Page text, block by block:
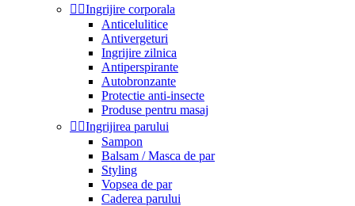
 Ingrijire corporala
Anticelulitice
Antivergeturi
Ingrijire zilnica
Antiperspirante
Autobronzante
Protectie anti-insecte
Produse pentru masaj
 Ingrijirea parului
Sampon
Balsam / Masca de par
Styling
Vopsea de par
Caderea parului